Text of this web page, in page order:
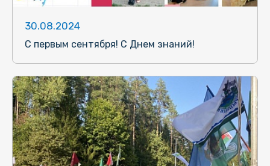
30.08.2024
С первым сентября! С Днем знаний!